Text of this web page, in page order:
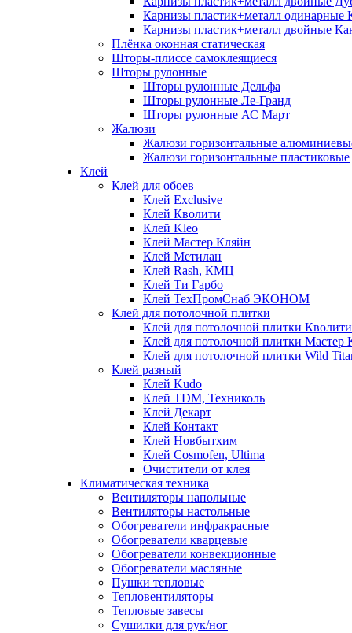
Карнизы пластик+металл одинарные
Карнизы пластик+металл двойные
Плёнка оконная статическая
Шторы-плиссе самоклеящиеся
Шторы рулонные
Шторы рулонные Дельфа
Шторы рулонные Ле-Гранд
Шторы рулонные АС Март
Жалюзи
Жалюзи горизонтальные
Жалюзи горизонтальные пластиковые
Клей
Клей для обоев
Клей Exclusive
Клей Кволити
Клей Kleo
Клей Мастер Кляйн
Клей Метилан
Клей Rash, КМЦ
Клей Ти Гарбо
Клей ТехПромСнаб ЭКОНОМ
Клей для потолочной плитки
Клей для потолочной плитки Кволити
Клей для потолочной плитки Мастер
Клей для потолочной плитки Wild
Клей разный
Клей Kudo
Клей TDM, Техниколь
Клей Декарт
Клей Контакт
Клей Новбытхим
Клей Cosmofen, Ultima
Очистители от клея
Климатическая техника
Вентиляторы напольные
Вентиляторы настольные
Обогреватели инфракрасные
Обогреватели кварцевые
Обогреватели конвекционные
Обогреватели масляные
Пушки тепловые
Тепловентиляторы
Тепловые завесы
Сушилки для рук/ног